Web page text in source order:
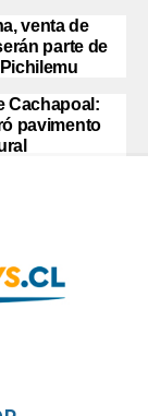
venta de
parte de
Cachapoal:
pavimento